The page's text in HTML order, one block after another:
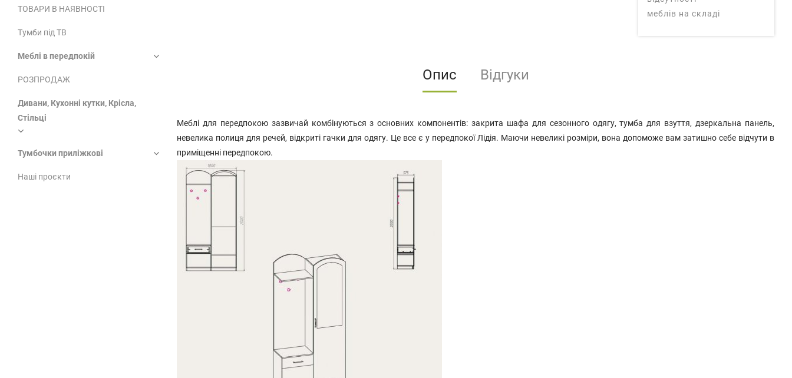
меблів на складі
Опис Відгуки
Меблі для передпокою зазвичай комбінуються з основних компонентів: закрита шафа для сезонного одягу, тумба для взуття, дзеркальна панель,
невелика полиця для речей, відкриті гачки для одягу. Це все є у передпокої Лідія. Маючи невеликі розміри, вона допоможе вам затишно себе відчути в
приміщенні передпокою.
ТОВАРИ В НАЯВНОСТІ
Тумби під ТВ
Меблі в передпокій
РОЗПРОДАЖ
Дивани, Кухонні кутки, Крісла,
Стільці
Тумбочки приліжкові
Наші проєкти